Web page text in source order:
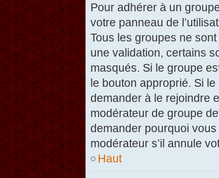
Pour adhérer à un
votre panneau de
Tous les groupes ne
une validation, certains
masqués. Si le groupe
le bouton approprié. Si
demander à le rejoindre
modérateur de groupe
demander pourquoi
modérateur s’il annule
Haut